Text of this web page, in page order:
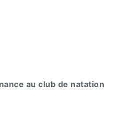
au club de natation